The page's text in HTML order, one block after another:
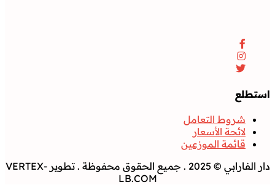
Facebook
Instagram
Twitter
استطلع
شروط التعامل
لائحة الأسعار
قائمة الموزعين
دار الفارابي © 2025 . جميع الحقوق محفوظة . تطوير VERTEX-
LB.COM